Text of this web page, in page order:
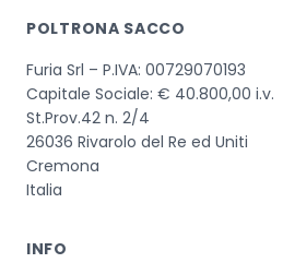
POLTRONA SACCO
Furia Srl – P.IVA: 00729070193
Capitale Sociale: € 40.800,00 i.v.
St.Prov.42 n. 2/4
26036 Rivarolo del Re ed Uniti
Cremona
Italia
INFO